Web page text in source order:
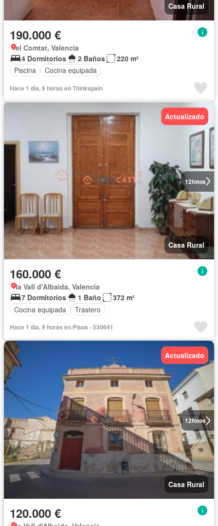
Casa Rural
190.000 €
el Comtat, Valencia
4 Dormitorios
2 Baños
220 m²
Piscina
Cocina equipada
Hace 1 día, 9 horas en Thinkspain
12fotos
Actualizado
Casa Rural
160.000 €
la Vall d'Albaida, Valencia
7 Dormitorios
1 Baño
372 m²
Cocina equipada
Trastero
Hace 1 día, 9 horas en Pisos - 530641
12fotos
Actualizado
Casa Rural
120.000 €